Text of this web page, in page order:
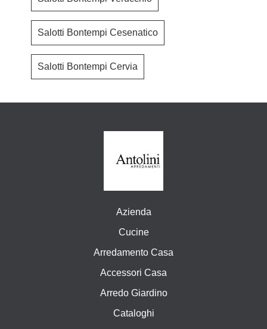
Salotti Bontempi Cesenatico
Salotti Bontempi Cervia
Azienda
Cucine
Arredamento Casa
Accessori Casa
Arredo Giardino
Cataloghi